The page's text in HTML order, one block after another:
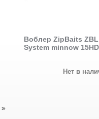
Воблер ZipBaits ZBL
System minnow
Нет в
»